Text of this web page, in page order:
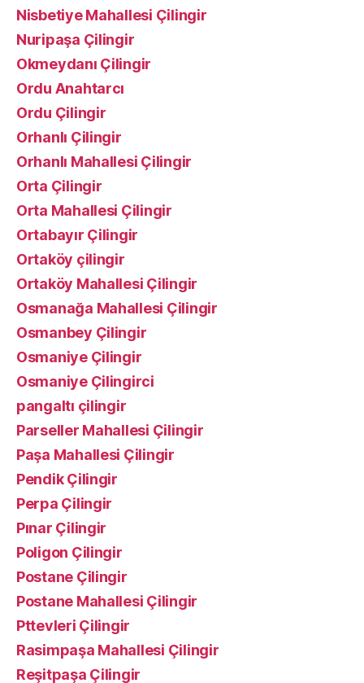
Nisbetiye Mahallesi Çilingir
Nuripaşa Çilingir
Okmeydanı Çilingir
Ordu Anahtarcı
Ordu Çilingir
Orhanlı Çilingir
Orhanlı Mahallesi Çilingir
Orta Çilingir
Orta Mahallesi Çilingir
Ortabayır Çilingir
Ortaköy çilingir
Ortaköy Mahallesi Çilingir
Osmanağa Mahallesi Çilingir
Osmanbey Çilingir
Osmaniye Çilingir
Osmaniye Çilingirci
pangaltı çilingir
Parseller Mahallesi Çilingir
Paşa Mahallesi Çilingir
Pendik Çilingir
Perpa Çilingir
Pınar Çilingir
Poligon Çilingir
Postane Çilingir
Postane Mahallesi Çilingir
Pttevleri Çilingir
Rasimpaşa Mahallesi Çilingir
Reşitpaşa Çilingir